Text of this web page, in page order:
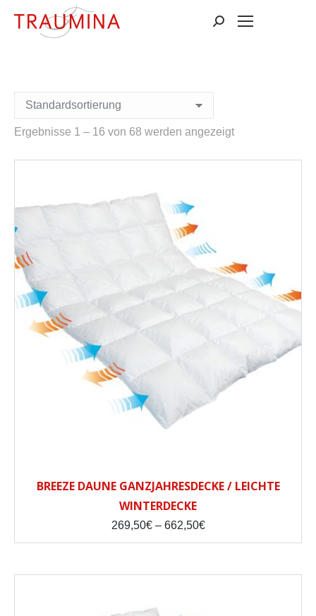
Suchen:
Ergebnisse 1 – 16 von 68 werden angezeigt
BREEZE DAUNE GANZJAHRESDECKE / LEICHTE
WINTERDECKE
269,50€ – 662,50€Preisspanne: